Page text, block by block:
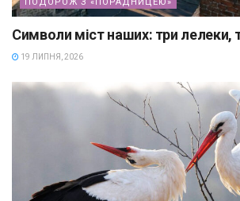
Символи міст наших: три лелеки,
19 ЛИПНЯ, 2026